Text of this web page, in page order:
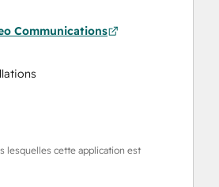
Communications
lesquelles cette application est